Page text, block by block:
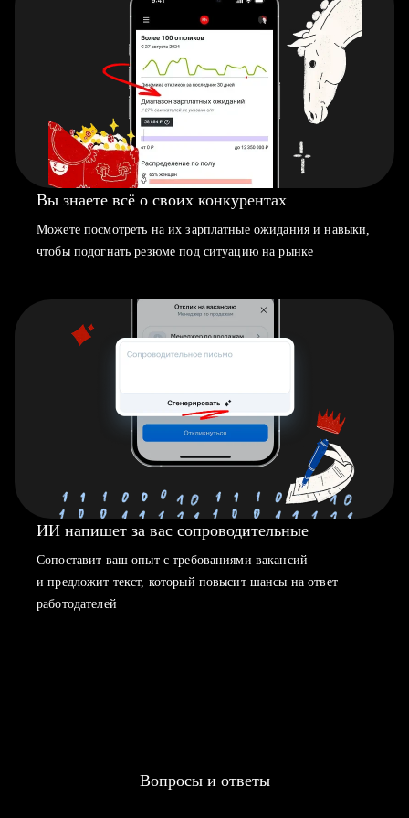
Вы знаете всё о своих конкурентах
Можете посмотреть на их зарплатные ожидания и навыки,
чтобы подогнать резюме под ситуацию на рынке
ИИ напишет за вас сопроводительные
Сопоставит ваш опыт с требованиями вакансий
и предложит текст, который повысит шансы на ответ
работодателей
Вопросы и ответы